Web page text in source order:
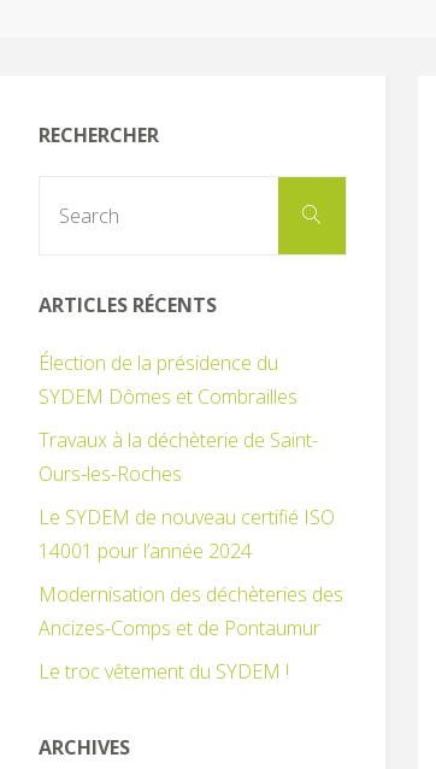
RECHERCHER
Search
ARTICLES RÉCENTS
Élection de la présidence du
SYDEM Dômes et Combrailles
Travaux à la déchèterie de Saint-
Ours-les-Roches
Le SYDEM de nouveau certifié ISO
14001 pour l’année 2024
Modernisation des déchèteries des
Ancizes-Comps et de Pontaumur
Le troc vêtement du SYDEM !
ARCHIVES